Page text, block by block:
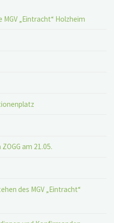
„Eintracht“ Holzheim
am 21.05.
des MGV „Eintracht“